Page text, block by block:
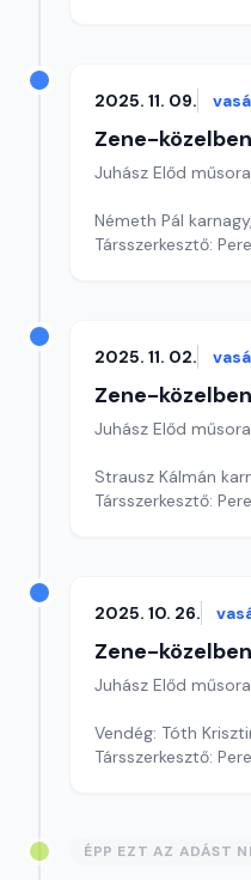
2025. 11. 09.
Zene-közelben
Juhász Előd műsora
Németh Pál
Társszerkesztő:
2025. 11. 02.
Zene-közelben
Juhász Előd műsora
Strausz Kálmán
Társszerkesztő:
2025. 10. 26.
Zene-közelben
Juhász Előd műsora
Vendég: Tóth
Társszerkesztő:
ÉPP EZT AZ ADÁST